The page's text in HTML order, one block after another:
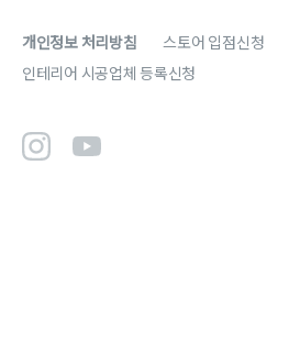
개인정보 처리방침 스토어 입점신청
인테리어 시공업체 등록신청